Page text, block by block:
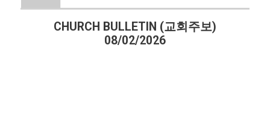
CHURCH BULLETIN (교회주보)
08/02/2026